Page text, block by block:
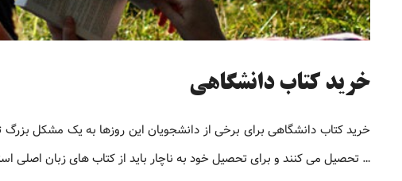
خرید کتاب دانشگاهی
خرید کتاب دانشگاهی برای برخی از دانشجویان این روزها به یک مشکل
… تحصیل می کنند و برای تحصیل خود به ناچار باید از کتاب های زبان اصلی